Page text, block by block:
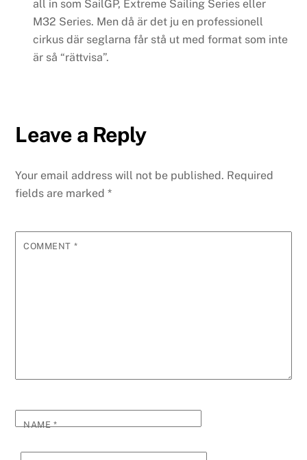
all in som SailGP, Extreme Sailing Series eller
M32 Series. Men då är det ju en professionell
cirkus där seglarna får stå ut med format som inte
är så “rättvisa”.
Leave a Reply
Your email address will not be published. Required
fields are marked*
COMMENT *
NAME*